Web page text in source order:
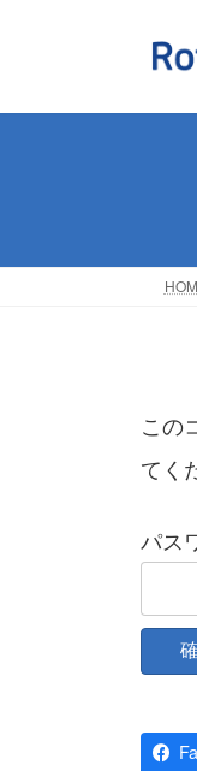
プ
動
この
てく
パス